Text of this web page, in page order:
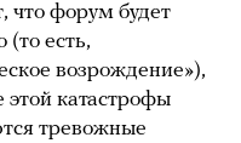
что форум будет
есть,
возрождение»),
этой катастрофы
тревожные